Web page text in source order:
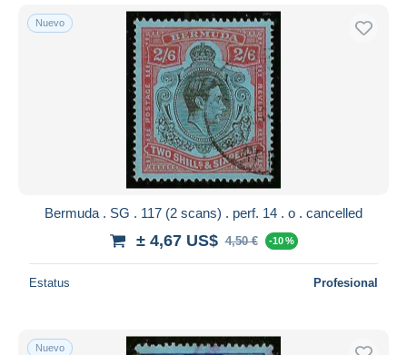
Nuevo
Bermuda . SG . 117 (2 scans) . perf. 14 . o . cancelled
± 4,67 US$ 4,50 € -10 %
Estatus Profesional
Nuevo